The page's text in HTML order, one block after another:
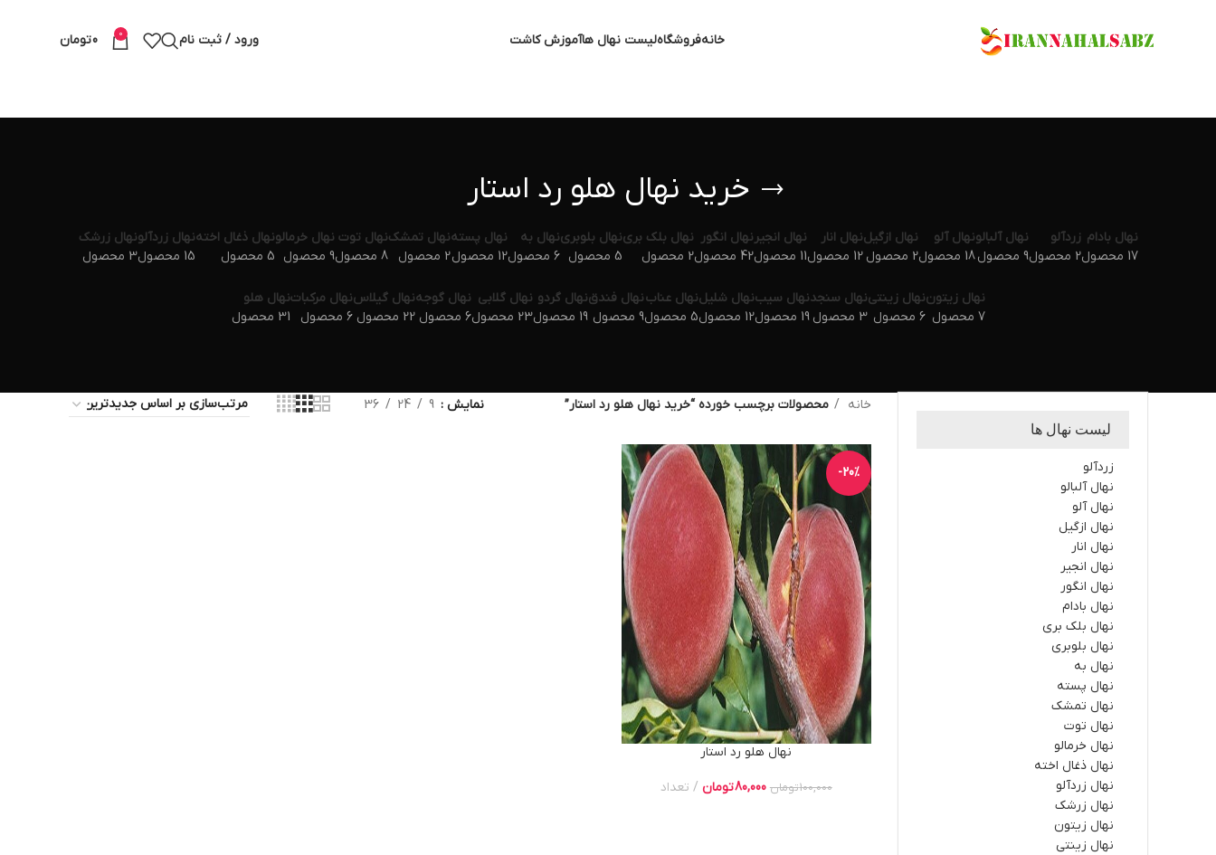
خانهفروشگاهلیست نهال هاآموزش کاشت ورود / ثبت نام 0
0تومان
خرید نهال هلو رد استار
نهال بادام
17 محصول
زردآلو
2 محصول
نهال آلبالو
9 محصول
نهال آلو
18 محصول
نهال ازگیل
2 محصول
نهال انار
12 محصول
نهال انجیر
11 محصول
نهال انگور
42 محصول
نهال بلک بری
2 محصول
نهال بلوبری
5 محصول
نهال به
6 محصول
نهال پسته
12 محصول
نهال تمشک
2 محصول
نهال توت
8 محصول
نهال خرمالو
9 محصول
نهال ذغال اخته
5 محصول
نهال زردآلو
15 محصول
نهال زرشک
3 محصول
نهال زیتون
7 محصول
نهال زینتی
6 محصول
نهال سنجد
3 محصول
نهال سیب
19 محصول
نهال شلیل
12 محصول
نهال عناب
5 محصول
نهال فندق
9 محصول
نهال گردو
19 محصول
نهال گلابی
23 محصول
نهال گوجه
6 محصول
نهال گیلاس
22 محصول
نهال مرکبات
6 محصول
نهال هلو
31 محصول
لیست نهال ها
زردآلو
نهال آلبالو
نهال آلو
نهال ازگیل
نهال انار
نهال انجیر
نهال انگور
نهال بادام
نهال بلک بری
نهال بلوبری
نهال به
نهال پسته
نهال تمشک
نهال توت
نهال خرمالو
نهال ذغال اخته
نهال زردآلو
نهال زرشک
نهال زیتون
نهال زینتی
خانه محصولات برچسب خورده “خرید نهال هلو رد استار” نمایش 9
24
36
-20%
نهال هلو رد استار
100,000تومان 80,000تومان تعداد